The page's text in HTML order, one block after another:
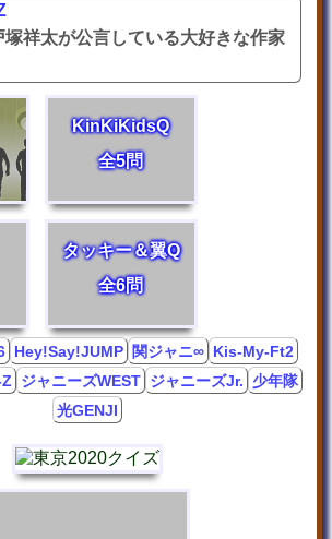
塚祥太が公言している大好きな作家
KinKiKidsQ
全5問
タッキー＆翼Q
全6問
Hey!Say!JUMP 関ジャニ∞ Kis-My-Ft2
ジャニーズWEST ジャニーズJr.
少年隊
光GENJI